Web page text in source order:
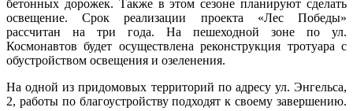
бетонных дорожек. Также в этом сезоне планируют сделать
освещение. Срок реализации проекта «Лес Победы»
рассчитан на три года. На пешеходной зоне по ул.
Космонавтов будет осуществлена реконструкция тротуара с
обустройством освещения и озеленения.
На одной из придомовых территорий по адресу ул. Энгельса,
2, работы по благоустройству подходят к своему завершению.